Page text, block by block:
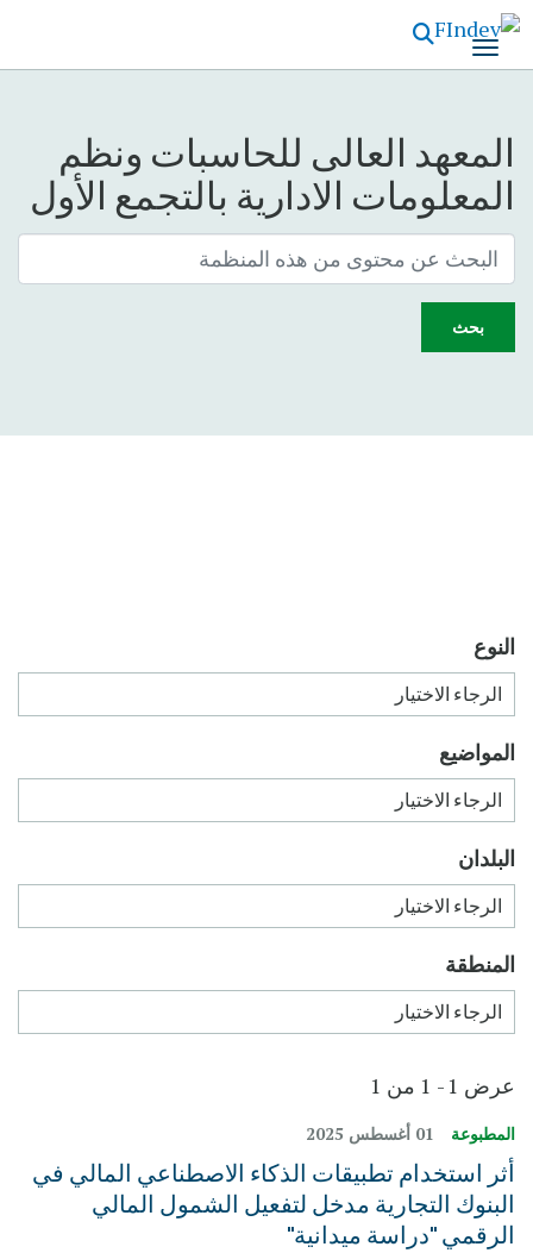
المعهد العالى للحاسبات ونظم
المعلومات الادارية بالتجمع الأول
بحث
عرض 1 - 1 من 1
المطبوعة
أثر استخدام تطبيقات الذكاء الاصطناعي المالي في
البنوك التجارية مدخل لتفعيل الشمول المالي
الرقمي "دراسة ميدانية"
النوع
المواضيع
البلدان
المنطقة